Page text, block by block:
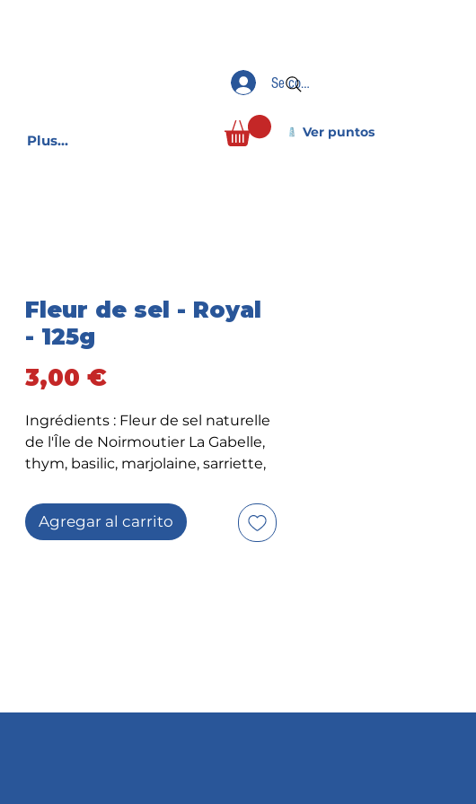
Plus...
Se connecter
Ver puntos
Fleur de sel - Royal
- 125g
3,00 €Precio
Ingrédients : Fleur de sel naturelle
de l'Île de Noirmoutier La Gabelle,
thym, basilic, marjolaine, sarriette,
Agregar al carrito